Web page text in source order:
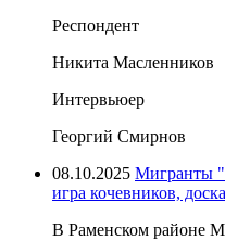
Респондент
Никита Масленников
Интервьюер
Георгий Смирнов
08.10.2025 Мигранты
игра кочевников,
В Раменском районе